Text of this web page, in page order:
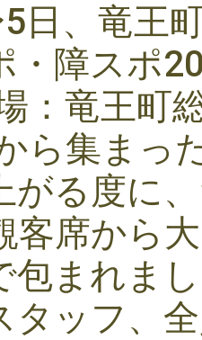
日、竜王
・障スポ
：竜王町
ら集まっ
がる度に
客席から
包まれま
タッフ、